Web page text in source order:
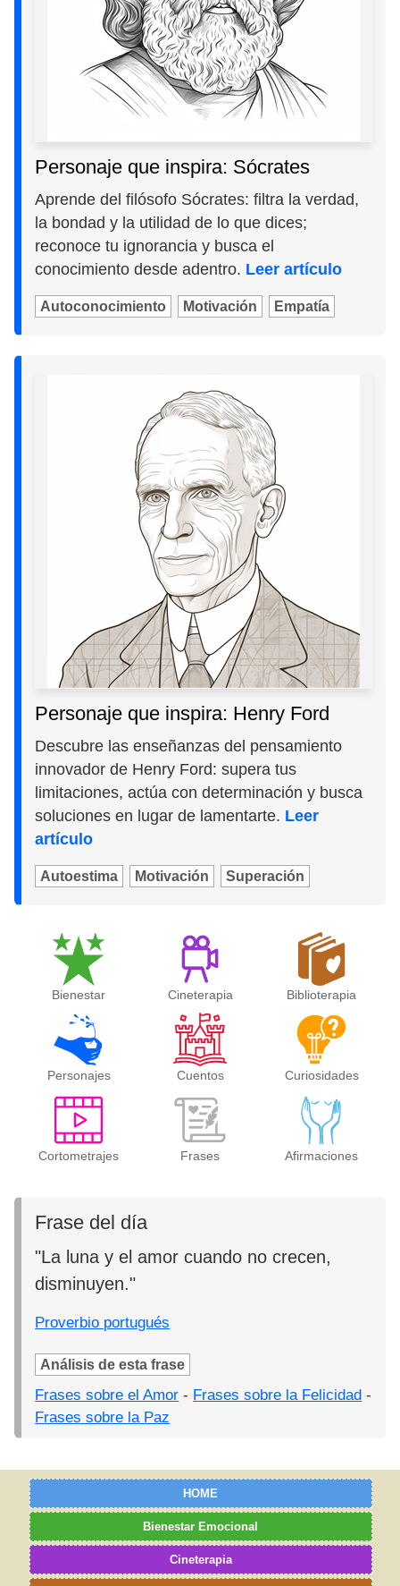
Personaje que inspira: Sócrates
Aprende del filósofo Sócrates: filtra la verdad,
la bondad y la utilidad de lo que dices;
reconoce tu ignorancia y busca el
conocimiento desde adentro. Leer artículo
Autoconocimiento Motivación Empatía
Personaje que inspira: Henry Ford
Descubre las enseñanzas del pensamiento
innovador de Henry Ford: supera tus
limitaciones, actúa con determinación y busca
soluciones en lugar de lamentarte. Leer
artículo
Autoestima Motivación Superación
Bienestar Cineterapia Biblioterapia
Personajes Cuentos Curiosidades
Cortometrajes Frases Afirmaciones
Frase del día
"La luna y el amor cuando no crecen,
disminuyen."
Proverbio portugués
Análisis de esta frase
Frases sobre el Amor - Frases sobre la Felicidad -
Frases sobre la Paz
HOME
Bienestar Emocional
Cineterapia